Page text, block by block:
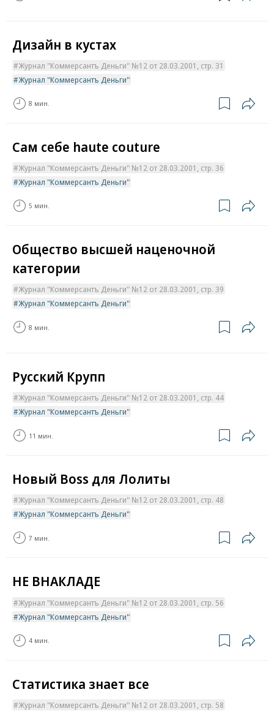
Дизайн в кустах
Журнал "Коммерсантъ Деньги" №12 от 28.03.2001, стр. 31
Журнал "Коммерсантъ Деньги"
8 мин.
Сам себе haute couture
Журнал "Коммерсантъ Деньги" №12 от 28.03.2001, стр. 36
Журнал "Коммерсантъ Деньги"
5 мин.
Общество высшей наценочной
категории
Журнал "Коммерсантъ Деньги" №12 от 28.03.2001, стр. 39
Журнал "Коммерсантъ Деньги"
8 мин.
Русский Крупп
Журнал "Коммерсантъ Деньги" №12 от 28.03.2001, стр. 44
Журнал "Коммерсантъ Деньги"
11 мин.
Новый Boss для Лолиты
Журнал "Коммерсантъ Деньги" №12 от 28.03.2001, стр. 48
Журнал "Коммерсантъ Деньги"
7 мин.
НЕ ВНАКЛАДЕ
Журнал "Коммерсантъ Деньги" №12 от 28.03.2001, стр. 56
Журнал "Коммерсантъ Деньги"
4 мин.
Статистика знает все
Журнал "Коммерсантъ Деньги" №12 от 28.03.2001, стр. 58